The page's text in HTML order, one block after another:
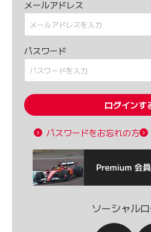
メールアドレス
パスワード
ログインす
パスワードをお忘れの方
ソーシャル